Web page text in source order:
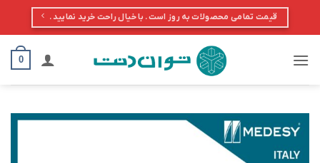
قیمت تمامی محصولات به روز است. با خیال راحت خرید نمایید.
0